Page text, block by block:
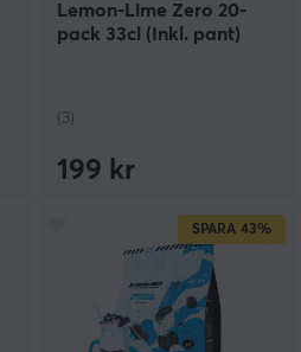
Lemon-Lime Zero 20-
pack 33cl (Inkl. pant)
(3)
199 kr
SPARA 43%